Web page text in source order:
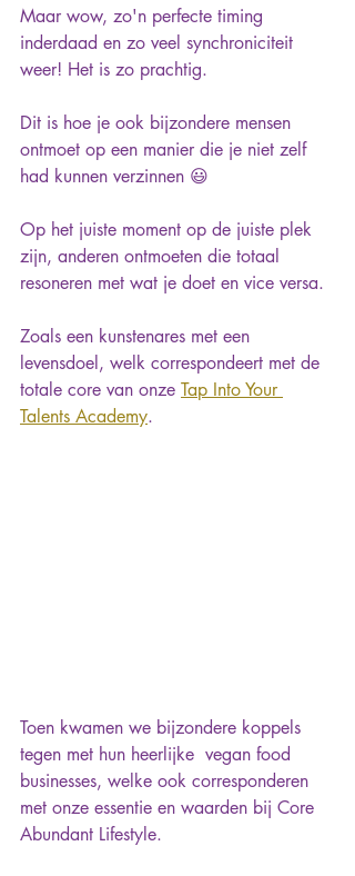
Maar wow, zo'n perfecte timing
inderdaad en zo veel synchroniciteit
weer! Het is zo prachtig.
Dit is hoe je ook bijzondere mensen
ontmoet op een manier die je niet zelf
had kunnen verzinnen 😃
Op het juiste moment op de juiste plek
zijn, anderen ontmoeten die totaal
resoneren met wat je doet en vice versa.
Zoals een kunstenares met een
levensdoel, welk correspondeert met de
totale core van onze Tap Into Your
Talents Academy.
Toen kwamen we bijzondere koppels
tegen met hun heerlijke  vegan food
businesses, welke ook corresponderen
met onze essentie en waarden bij Core
Abundant Lifestyle.